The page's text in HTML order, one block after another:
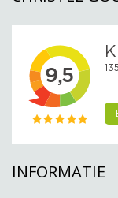
INFORMATIE